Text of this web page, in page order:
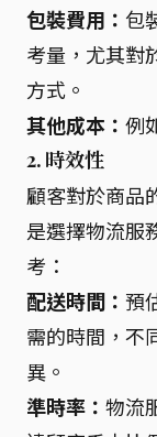
包裝費用： 包
考量，尤其對
方式。
其他成本： 例
2. 時效性
顧客對於商品
是選擇物流服
考：
配送時間： 預
需的時間，不
異。
準時率： 物流